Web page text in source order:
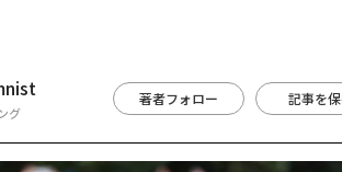
グ
著者フォロー 記事を